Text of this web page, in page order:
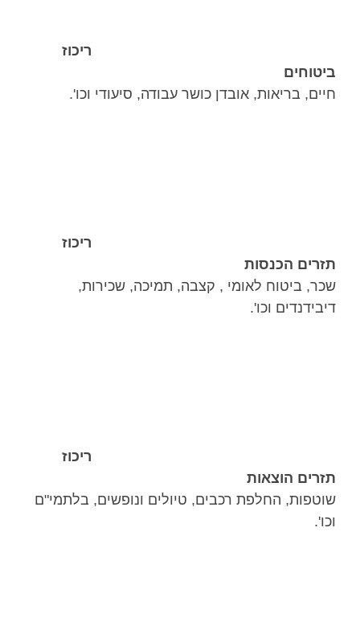
ריכוז
ביטוחים
חיים, בריאות, אובדן כושר עבודה, סיעודי וכו'.
ריכוז
תזרים הכנסות
שכר, ביטוח לאומי , קצבה, תמיכה, שכירות,
דיבידנדים וכו'.
ריכוז
תזרים הוצאות
שוטפות, החלפת רכבים, טיולים ונופשים, בלתמי"ם
וכו'.